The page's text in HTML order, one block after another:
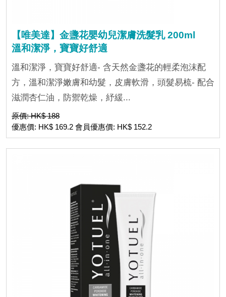
【唯美達】金盞花嬰幼兒潔膚洗髮乳 200ml
溫和潔淨，寶寶好舒適
溫和潔淨，寶寶好舒適- 含天然金盞花的輕柔泡沫配
方，溫和潔淨嫩膚和幼髮，皮膚軟滑，頭髮易梳- 配合
滋潤杏仁油，防禦乾燥，紓緩...
原價: HK$ 188
優惠價: HK$ 169.2 會員優惠價: HK$ 152.2